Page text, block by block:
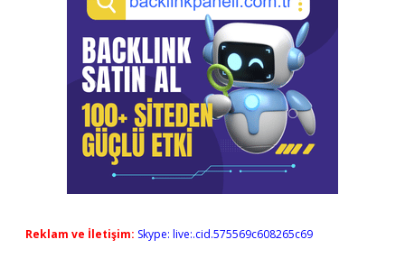
Reklam ve İletişim: Skype: live:.cid.575569c608265c69